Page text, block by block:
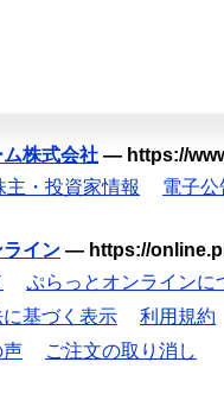
株式会社 — https://
主・投資家情報 電子公
イン — https://
ぷらっとオンラインに
基づく表示
利用規約
声
ご注文の取り消し